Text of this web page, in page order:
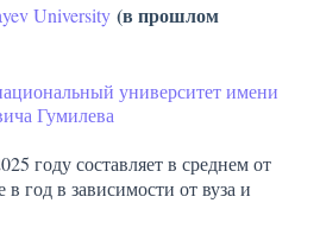
University (в прошлом
университет имени
Гумилева
году составляет в среднем от
год в зависимости от вуза и